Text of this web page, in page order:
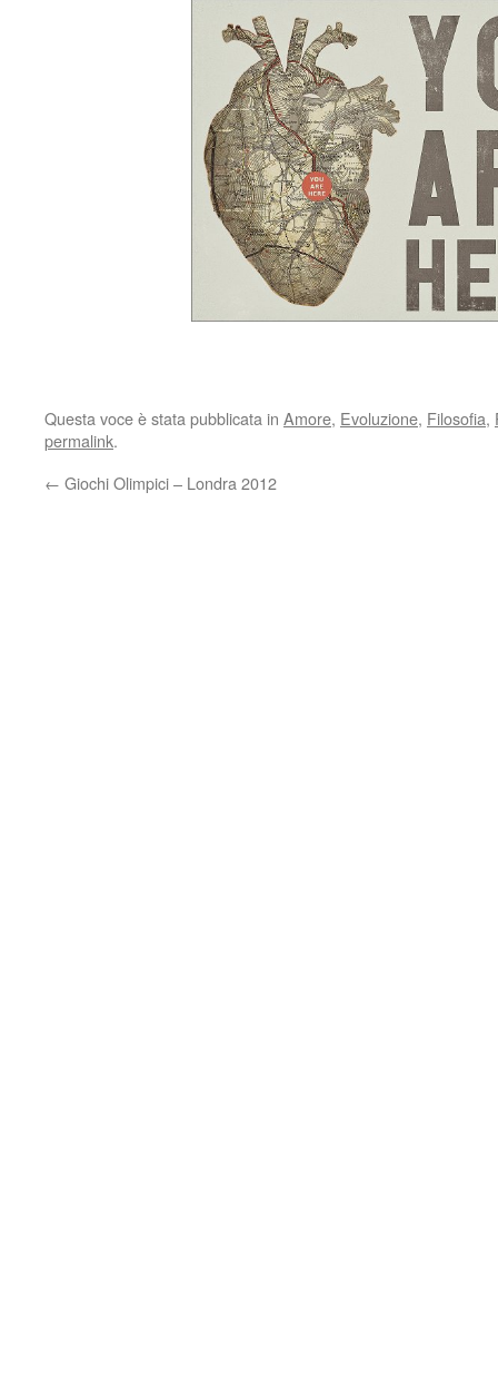
Questa voce è stata pubblicata in Amore, Evoluzione, Filosofia,
permalink.
← Giochi Olimpici – Londra 2012